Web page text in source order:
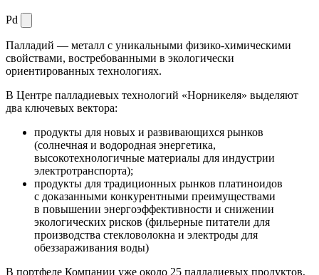
Pd
Палладий — металл с уникальными физико-химическими
свойствами, востребованными в экологически
ориентированных технологиях.
В Центре палладиевых технологий «Норникеля» выделяют
два ключевых вектора:
продукты для новых и развивающихся рынков
(солнечная и водородная энергетика,
высокотехнологичные материалы для индустрии
электротранспорта);
продукты для традиционных рынков платиноидов
с доказанными конкурентными преимуществами
в повышении энергоэффективности и снижении
экологических рисков (фильерные питатели для
производства стекловолокна и электроды для
обеззараживания воды)
В портфеле Компании уже около 25 палладиевых продуктов,